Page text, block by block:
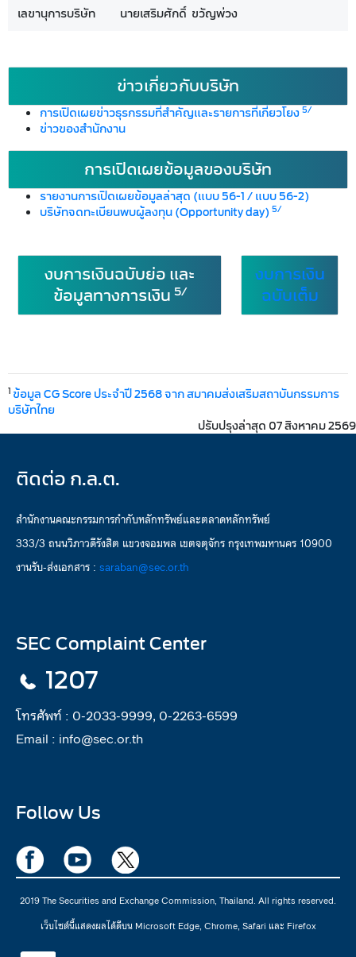
เลขานุการบริษัท
นายเสริมศักดิ์ ขวัญพ่วง
ข่าวเกี่ยวกับบริษัท
การเปิดเผยข่าวธุรกรรมที่สำคัญและรายการที่เกี่ยวโยง5/
ข่าวของสำนักงาน
การเปิดเผยข้อมูลของบริษัท
รายงานการเปิดเผยข้อมูลล่าสุด (แบบ 56-1 / แบบ 56-2)
บริษัทจดทะเบียนพบผู้ลงทุน (Opportunity day) 5/
งบการเงินฉบับย่อ และ
ข้อมูลทางการเงิน 5/
งบการเงิน
ฉบับเต็ม
1 ข้อมูล CG Score ประจำปี 2568 จาก สมาคมส่งเสริมสถาบันกรรมการ
บริษัทไทย
ปรับปรุงล่าสุด 07 สิงหาคม 2569
ติดต่อ ก.ล.ต.
สำนักงานคณะกรรมการกำกับหลักทรัพย์และตลาดหลักทรัพย์
333/3 ถนนวิภาวดีรังสิต แขวงจอมพล เขตจตุจักร กรุงเทพมหานคร 10900
งานรับ-ส่งเอกสาร : saraban@sec.or.th
SEC Complaint Center
1207
โทรศัพท์ : 0-2033-9999, 0-2263-6599
Email : info@sec.or.th
Follow Us
2019 The Securities and Exchange Commission, Thailand. All rights reserved.
เว็บไซต์นี้แสดงผลได้ดีบน Microsoft Edge, Chrome, Safari และ Firefox